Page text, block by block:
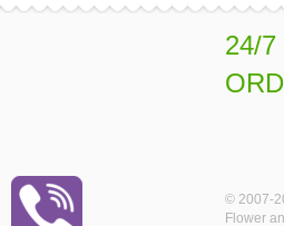
24/7
© 2007-
Flower